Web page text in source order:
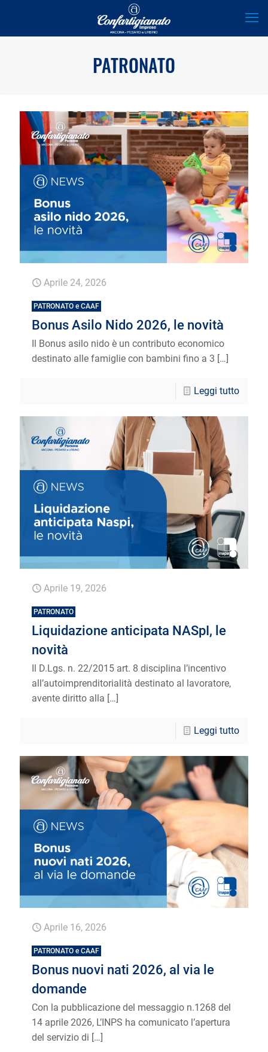
PATRONATO
Aprile 24, 2026
PATRONATO e CAAF
Bonus Asilo Nido 2026, le novità
Il Bonus asilo nido è un contributo economico
destinato alle famiglie con bambini fino a 3 […]
Leggi tutto
Aprile 19, 2026
PATRONATO
Liquidazione anticipata NASpI, le
novità
Il D.Lgs. n. 22/2015 art. 8 disciplina l’incentivo
all’autoimprenditorialità destinato al lavoratore,
avente diritto alla […]
Leggi tutto
Aprile 16, 2026
PATRONATO e CAAF
Bonus nuovi nati 2026, al via le
domande
Con la pubblicazione del messaggio n.1268 del
14 aprile 2026, L’INPS ha comunicato l’apertura
del servizio di […]